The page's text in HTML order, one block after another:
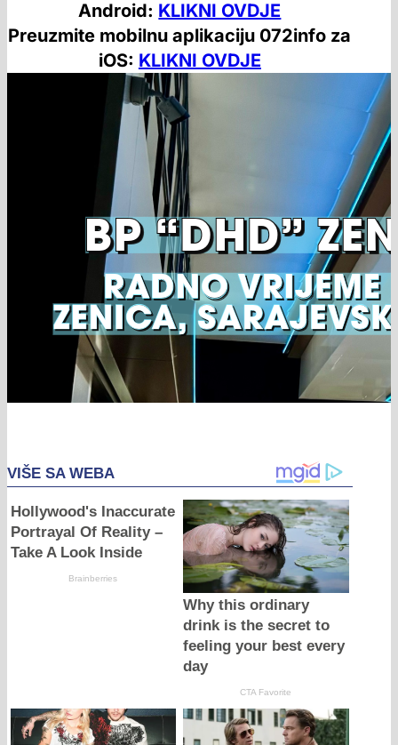
Android: KLIKNI OVDJE
Preuzmite mobilnu aplikaciju 072info za
iOS: KLIKNI OVDJE